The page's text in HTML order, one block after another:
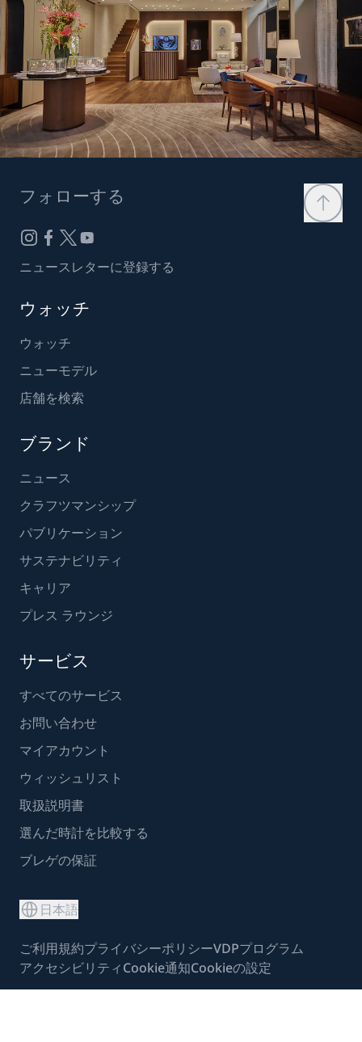
フォローする
ニュースレターに登録する
ウォッチ
ウォッチ
ニューモデル
店舗を検索
ブランド
ニュース
クラフツマンシップ
パブリケーション
サステナビリティ
キャリア
プレス ラウンジ
サービス
すべてのサービス
お問い合わせ
マイアカウント
ウィッシュリスト
取扱説明書
選んだ時計を比較する
ブレゲの保証
日本語
ご利用規約プライバシーポリシーVDPプログラム
アクセシビリティCookie通知Cookieの設定